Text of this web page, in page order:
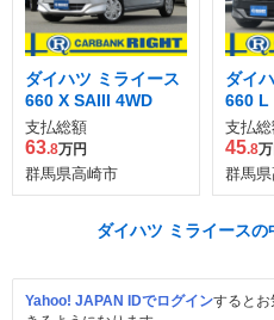
ダイハツ ミライース
660 X SAIII 4WD
支払総額
63.8万円
群馬県高崎市
ダイ
660 L
支払
45.8
群馬
ダイハツ ミライース
Yahoo! JAPAN IDでログインするとお